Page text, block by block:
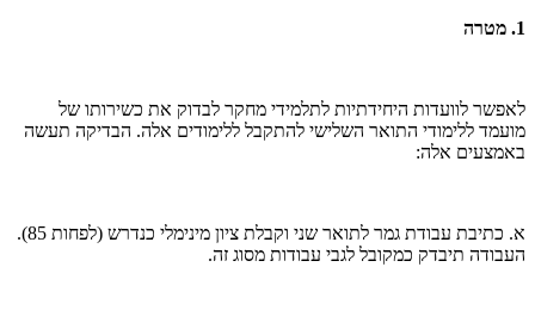
1. מטרה
לאפשר לוועדות היחידתיות לתלמידי מחקר לבדוק את כשירותו של
מועמד ללימודי התואר השלישי להתקבל ללימודים אלה. הבדיקה תעשה
באמצעים אלה:
א. כתיבת עבודת גמר לתואר שני וקבלת ציון מינימלי כנדרש (לפחות 85).
העבודה תיבדק כמקובל לגבי עבודות מסוג זה.